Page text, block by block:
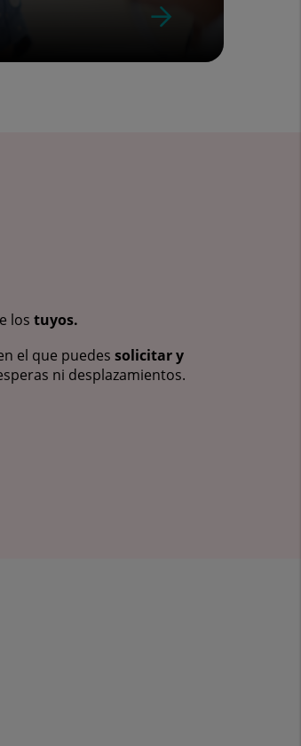
los tuyos.
el que puedes solicitar y
ni desplazamientos.